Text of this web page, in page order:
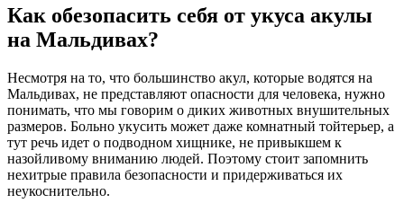
Как обезопасить себя от укуса акулы
на Мальдивах?
Несмотря на то, что большинство акул, которые водятся на
Мальдивах, не представляют опасности для человека, нужно
понимать, что мы говорим о диких животных внушительных
размеров. Больно укусить может даже комнатный тойтерьер, а
тут речь идет о подводном хищнике, не привыкшем к
назойливому вниманию людей. Поэтому стоит запомнить
нехитрые правила безопасности и придерживаться их
неукоснительно.